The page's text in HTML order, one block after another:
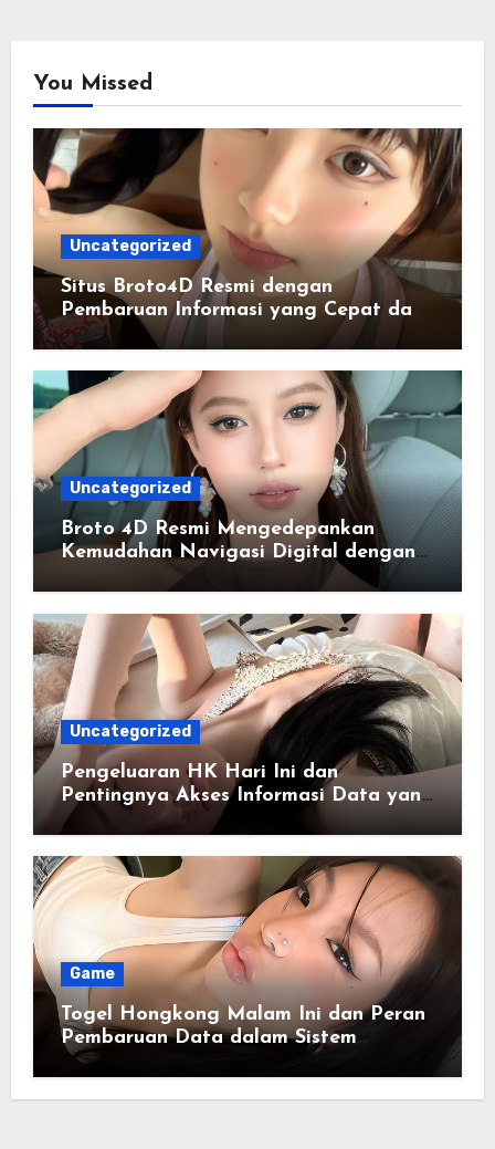
You Missed
Uncategorized
Situs Broto4D Resmi dengan
Pembaruan Informasi yang Cepat dan
Mudah Diikuti
Uncategorized
Broto 4D Resmi Mengedepankan
Kemudahan Navigasi Digital dengan
Antarmuka yang Nyaman
Uncategorized
Pengeluaran HK Hari Ini dan
Pentingnya Akses Informasi Data yang
Akurat
Game
Togel Hongkong Malam Ini dan Peran
Pembaruan Data dalam Sistem
Informasi Cepat